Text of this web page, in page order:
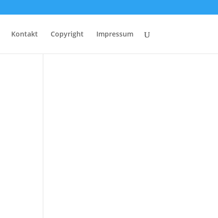
Kontakt Copyright Impressum